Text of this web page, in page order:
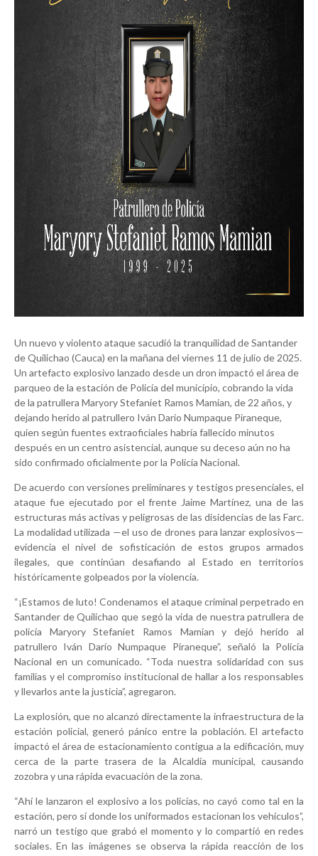
Un nuevo y violento ataque sacudió la tranquilidad de Santander
de Quilichao (Cauca) en la mañana del viernes 11 de julio de 2025.
Un artefacto explosivo lanzado desde un dron impactó el área de
parqueo de la estación de Policía del municipio, cobrando la vida
de la patrullera Maryory Stefaniet Ramos Mamian, de 22 años, y
dejando herido al patrullero Iván Darío Numpaque Piraneque,
quien según fuentes extraoficiales habría fallecido minutos
después en un centro asistencial, aunque su deceso aún no ha
sido confirmado oficialmente por la Policía Nacional.
De acuerdo con versiones preliminares y testigos presenciales, el
ataque fue ejecutado por el frente Jaime Martínez, una de las
estructuras más activas y peligrosas de las disidencias de las Farc.
La modalidad utilizada —el uso de drones para lanzar explosivos—
evidencia el nivel de sofisticación de estos grupos armados
ilegales, que continúan desafiando al Estado en territorios
históricamente golpeados por la violencia.
“¡Estamos de luto! Condenamos el ataque criminal perpetrado en
Santander de Quilichao que segó la vida de nuestra patrullera de
policía Maryory Stefaniet Ramos Mamian y dejó herido al
patrullero Iván Darío Numpaque Piraneque”, señaló la Policía
Nacional en un comunicado. “Toda nuestra solidaridad con sus
familias y el compromiso institucional de hallar a los responsables
y llevarlos ante la justicia”, agregaron.
La explosión, que no alcanzó directamente la infraestructura de la
estación policial, generó pánico entre la población. El artefacto
impactó el área de estacionamiento contigua a la edificación, muy
cerca de la parte trasera de la Alcaldía municipal, causando
zozobra y una rápida evacuación de la zona.
“Ahí le lanzaron el explosivo a los policías, no cayó como tal en la
estación, pero sí donde los uniformados estacionan los vehículos”,
narró un testigo que grabó el momento y lo compartió en redes
sociales. En las imágenes se observa la rápida reacción de los